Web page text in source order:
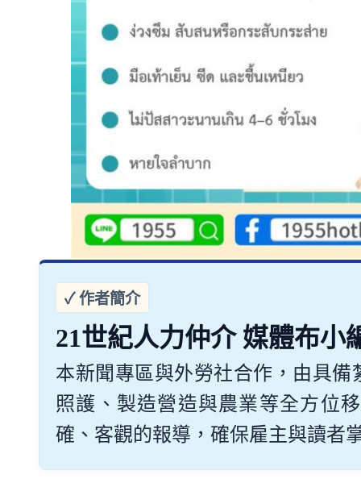
21世紀人力仲介 媒體布小
本新聞專區與外勞社合作，由具
照護、製造營造與農業等全方位
確、客觀的報導，確保雇主與讀者